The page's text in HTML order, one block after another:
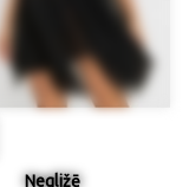
Negližē